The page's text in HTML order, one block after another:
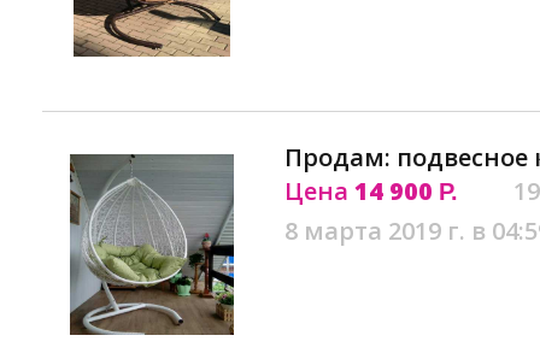
Продам: подвесное
Цена 14 900 Р.
8 марта 2019 г. в